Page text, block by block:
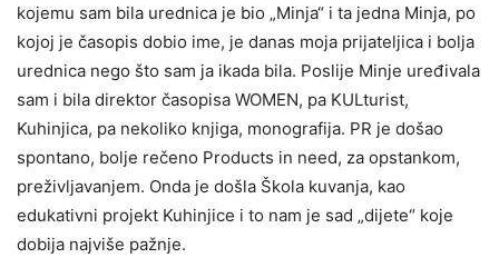
kojemu sam bila urednica je bio „Minja“ i ta jedna Minja, po
kojoj je časopis dobio ime, je danas moja prijateljica i bolja
urednica nego što sam ja ikada bila. Poslije Minje uređivala
sam i bila direktor časopisa WOMEN, pa KULturist,
Kuhinjica, pa nekoliko knjiga, monografija. PR je došao
spontano, bolje rečeno Products in need, za opstankom,
preživljavanjem. Onda je došla Škola kuvanja, kao
edukativni projekt Kuhinjice i to nam je sad „dijete“ koje
dobija najviše pažnje.